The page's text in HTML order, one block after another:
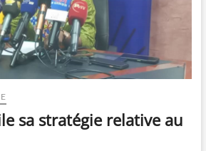
sa stratégie relative au